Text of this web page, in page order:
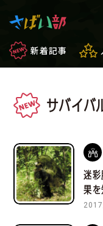
新着記事
マンガ・アニメ
ゲーム
もしもの場合
サバイバルゲー
サバイバ
迷彩
果を